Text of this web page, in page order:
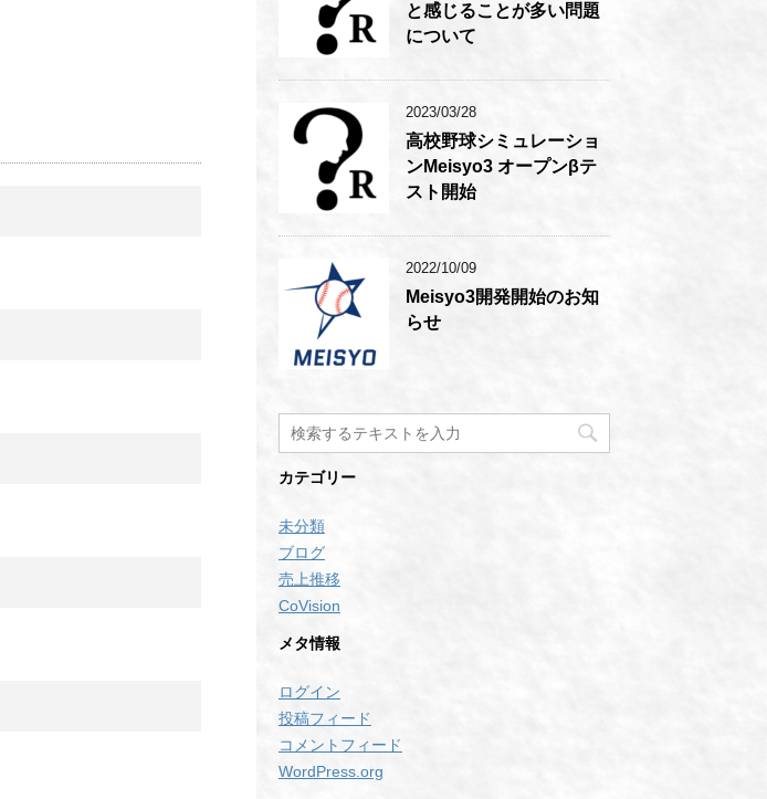
と感じることが多い問題
について
2023/03/28
高校野球シミュレーショ
ンMeisyo3 オープンβテ
スト開始
2022/10/09
Meisyo3開発開始のお知
らせ
カテゴリー
未分類
ブログ
売上推移
CoVision
メタ情報
ログイン
投稿フィード
コメントフィード
WordPress.org